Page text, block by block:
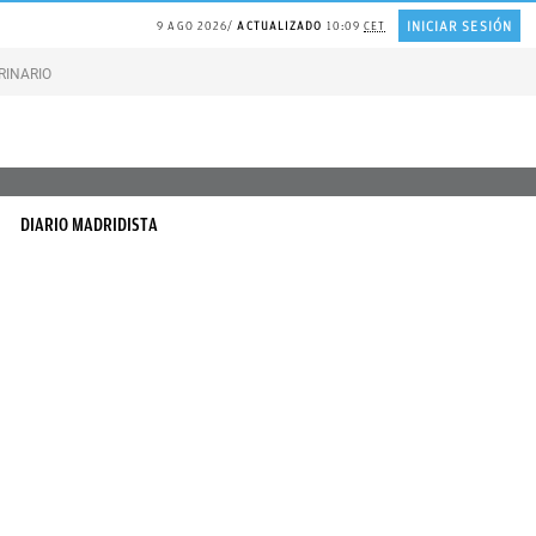
9 AGO 2026 ACTUALIZADO 10:09CET INICIAR SESIÓN
gatos
DIARIO MADRIDISTA